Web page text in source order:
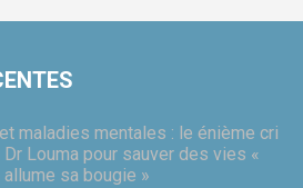
maladies mentales : le énième cri
Dr Louma pour sauver des vies «
allume sa bougie »